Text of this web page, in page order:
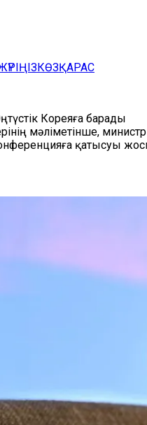
КӨЗҚАРАС
Кореяға барады
мәліметінше,
қатысуы